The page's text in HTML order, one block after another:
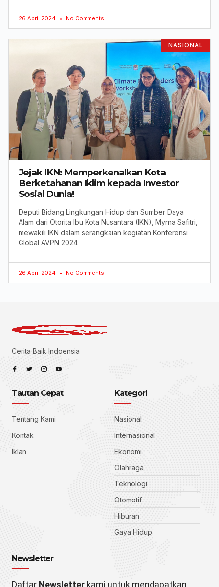
26 April 2024 No Comments
NASIONAL
Jejak IKN: Memperkenalkan Kota
Berketahanan Iklim kepada Investor
Sosial Dunia!
Deputi Bidang Lingkungan Hidup dan Sumber Daya
Alam dari Otorita Ibu Kota Nusantara (IKN), Myrna Safitri,
mewakili IKN dalam serangkaian kegiatan Konferensi
Global AVPN 2024
26 April 2024 No Comments
Cerita Baik Indoensia
Tautan Cepat
Tentang Kami
Kontak
Iklan
Kategori
Nasional
Internasional
Ekonomi
Olahraga
Teknologi
Otomotif
Hiburan
Gaya Hidup
Newsletter
Daftar Newsletter kami untuk mendapatkan